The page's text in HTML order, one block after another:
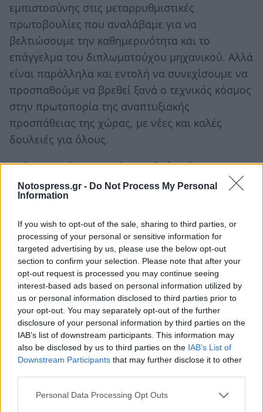
Notospress.gr - Do Not Process My Personal
Information
If you wish to opt-out of the sale, sharing to third parties, or
processing of your personal or sensitive information for
targeted advertising by us, please use the below opt-out
section to confirm your selection. Please note that after your
opt-out request is processed you may continue seeing
interest-based ads based on personal information utilized by
us or personal information disclosed to third parties prior to
your opt-out. You may separately opt-out of the further
disclosure of your personal information by third parties on the
IAB’s list of downstream participants. This information may
also be disclosed by us to third parties on the IAB’s List of
Downstream Participants that may further disclose it to other
Personal Data Processing Opt Outs
εμπιστοσύνης στις μεταρρυθμιστικές
πρωτοβουλίες που αναλάβαμε για να
βελτιώσουμε την καθημερινότητα και το
επάγγελμα του διπλωματούχου μηχανικού. Αλλά
είναι παράλληλα και εντολή να συνεχίσουμε να
προσπαθούμε να βρεθεί ξανά ο τεχνικός κόσμος
στην πρωτοπορία της αναπτυξιακής
προσπάθειας της χώρας, με νέες και καλές
δουλειές για όλους.
Υπόσχομαι ότι σε αυτόν τον δρόμο θα
συνεχίσουμε. Με ρεαλιστικές και τεκμηριωμένες
προτάσεις για όσα χρειάζεται η χώρα τα
μηχανικούς. Με εργαλεία και αλλαγές που έχει
ανάγκη η οικονομία, η κοινωνία, οι πολίτες.
Πέρα από το γενικό επίπεδο, θέλω και
προσωπικά να ευχαριστήσω, πιο ειδικά, για την
ιστορική πρωτιά τους συναδέλφους που
προτίμησαν την παράταξή μας τη ΔΚΜ και για
την εμπιστοσύνη τους και για τη θέλησή τους να
προχωρήσουμε δυναμικά, που επιβεβαιώθηκε
με τόσο ξεκάθαρο τρόπο στην κάλπη. Θα
συνεχίσουμε, όπως μέχρι τώρα, με σοβαρότητα,